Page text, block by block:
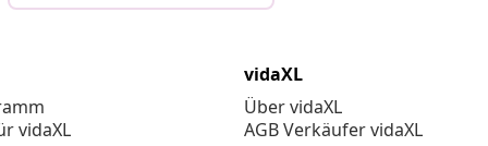
vidaXL
vidaXL
Über vidaXL
AGB Verkäufer vidaXL